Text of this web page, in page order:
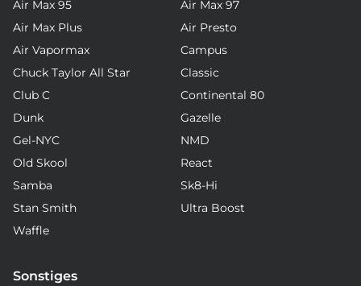
Air Max 95
Air Max 97
Air Max Plus
Air Presto
Air Vapormax
Campus
Chuck Taylor All Star
Classic
Club C
Continental 80
Dunk
Gazelle
Gel-NYC
NMD
Old Skool
React
Samba
Sk8-Hi
Stan Smith
Ultra Boost
Waffle
Sonstiges